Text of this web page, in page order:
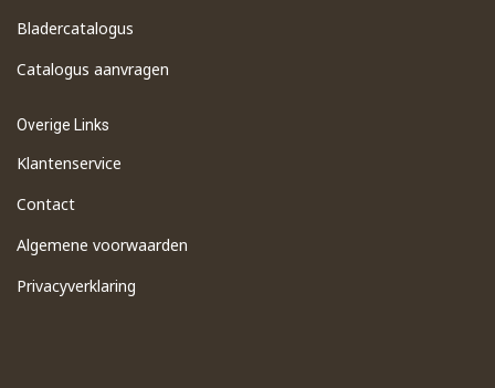
​Bladercatalogus
​Catalogus aanvragen
Overige Links
Klantenservice
Contact
Algemene voorwaarden
Privacyverklaring